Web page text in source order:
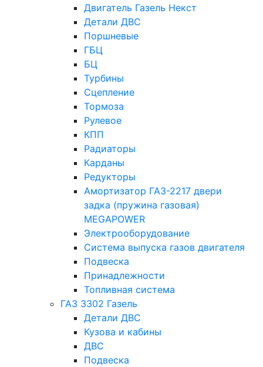
Двигатель Газель Некст
Детали ДВС
Поршневые
ГБЦ
БЦ
Турбины
Сцепление
Тормоза
Рулевое
КПП
Радиаторы
Карданы
Редукторы
Амортизатор ГАЗ-2217 двери
задка (пружина газовая)
MEGAPOWER
Электрооборудование
Система выпуска газов двигателя
Подвеска
Принадлежности
Топливная система
ГАЗ 3302 Газель
Детали ДВС
Кузова и кабины
ДВС
Подвеска